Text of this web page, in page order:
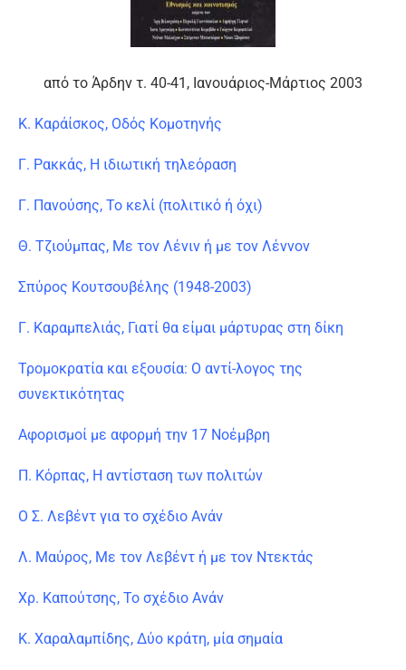
από το Άρδην τ. 40-41, Ιανουάριος-Μάρτιος 2003
Κ. Καράίσκος, Οδός Κομοτηνής
Γ. Ρακκάς, Η ιδιωτική τηλεόραση
Γ. Πανούσης, Το κελί (πολιτικό ή όχι)
Θ. Τζιούμπας, Με τον Λένιν ή με τον Λέννον
Σπύρος Κουτσουβέλης (1948-2003)
Γ. Καραμπελιάς, Γιατί θα είμαι μάρτυρας στη δίκη
Τρομοκρατία και εξουσία: Ο αντί-λογος της
συνεκτικότητας
Αφορισμοί με αφορμή την 17 Νοέμβρη
Π. Κόρπας, Η αντίσταση των πολιτών
Ο Σ. Λεβέντ για το σχέδιο Ανάν
Λ. Μαύρος, Με τον Λεβέντ ή με τον Ντεκτάς
Χρ. Καπούτσης, Το σχέδιο Ανάν
Κ. Χαραλαμπίδης, Δύο κράτη, μία σημαία